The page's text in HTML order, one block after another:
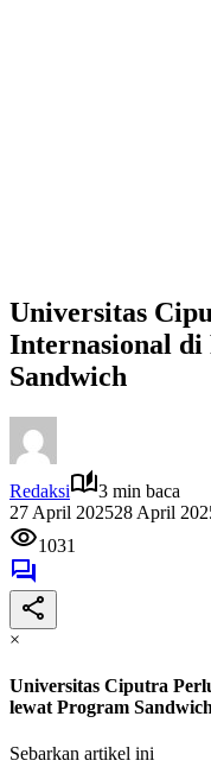
Universitas
Internasional
Sandwich
Redaksi
3 min baca
27 April 202528 April
1031
×
Universitas Ciputra
lewat Program Sandwich
Sebarkan artikel ini